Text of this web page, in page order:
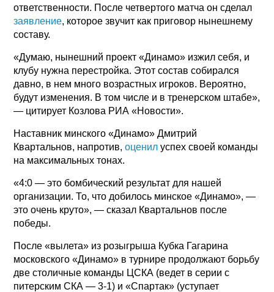
ответственности. После четвертого матча он сделал
заявление, которое звучит как приговор нынешнему
составу.
«Думаю, нынешний проект «Динамо» изжил себя, и
клубу нужна перестройка. Этот состав собирался
давно, в нем много возрастных игроков. Вероятно,
будут изменения. В том числе и в тренерском штабе»,
— цитирует Козлова РИА «Новости».
Наставник минского «Динамо» Дмитрий
Квартальнов, напротив,оценил успех своей команды
на максимальных тонах.
«4:0 — это бомбический результат для нашей
организации. То, что добилось минское «Динамо», —
это очень круто», — сказал Квартальнов после
победы.
После «вылета» из розыгрыша Кубка Гагарина
московского «Динамо» в турнире продолжают борьбу
две столичные команды ЦСКА (ведет в серии с
питерским СКА — 3-1) и «Спартак» (уступает